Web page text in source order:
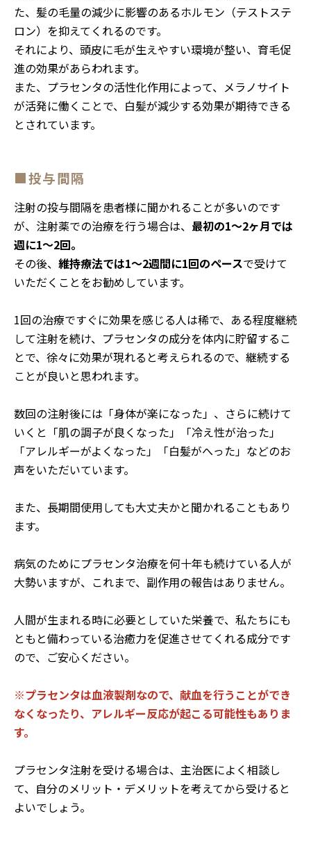
た、髪の毛量の減少に影響のあるホルモン（テストステ
ロン）を抑えてくれるのです。
それにより、頭皮に毛が生えやすい環境が整い、育毛促
進の効果があらわれます。
また、プラセンタの活性化作用によって、メラノサイト
が活発に働くことで、白髪が減少する効果が期待できる
とされています。
■投与間隔
注射の投与間隔を患者様に聞かれることが多いのです
が、注射薬での治療を行う場合は、 最初の1～2ヶ月では
週に1～2回。
その後、 維持療法では1～2週間に1回のペースで受けて
いただくことをお勧めしています。
1回の治療ですぐに効果を感じる人は稀で、ある程度継続
して注射を続け、プラセンタの成分を体内に貯留するこ
とで、徐々に効果が現れると考えられるので、継続する
ことが良いと思われます。
数回の注射後には「身体が楽になった」、さらに続けて
いくと「肌の調子が良くなった」「冷え性が治った」
「アレルギーがよくなった」「白髪がへった」などのお
声をいただいています。
また、長期間使用しても大丈夫かと聞かれることもあり
ます。
病気のためにプラセンタ治療を何十年も続けている人が
大勢いますが、これまで、副作用の報告はありません。
人間が生まれる時に必要としていた栄養で、私たちにも
ともと備わっている治癒力を促進させてくれる成分です
ので、ご安心ください。
※プラセンタは血液製剤なので、献血を行うことができ
なくなったり、アレルギー反応が起こる可能性もありま
す。
プラセンタ注射を受ける場合は、主治医によく相談し
て、自分のメリット・デメリットを考えてから受けると
よいでしょう。